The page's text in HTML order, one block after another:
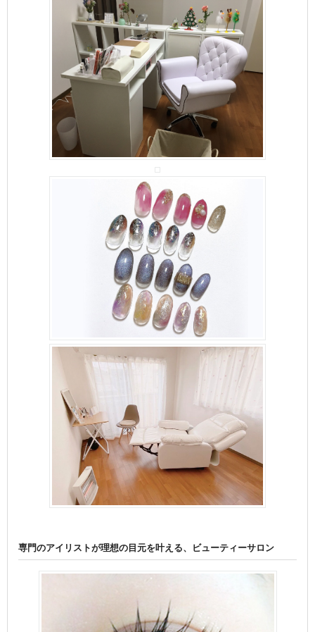
専門のアイリストが理想の目元を叶える、ビューティーサロン